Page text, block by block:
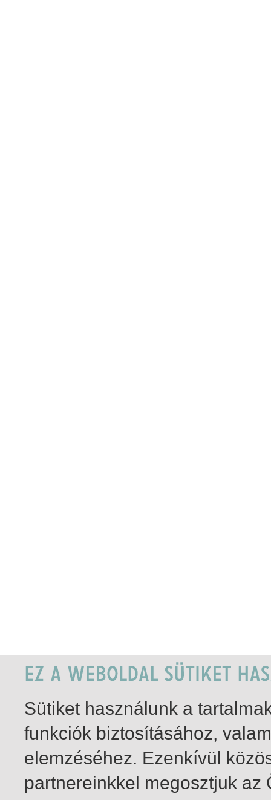
Sütiket használunk a
funkciók biztosításához,
elemzéséhez. Ezenkívül
partnereinkkel megosztjuk